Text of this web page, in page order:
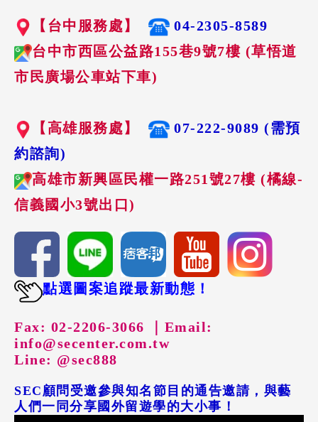
【台中服務處】
04-2305-8589
台中市西區公益路155巷9號7樓 (草悟道
市民廣場公車站下車)
【高雄服務處】
07-222-9089 (需預
約諮詢)
高雄市新興區民權一路251號27樓 (橘線-
信義國小3號出口)
點選圖案追蹤最新動態！
Fax: 02-2206-3066 ｜ Email:
info@secenter.com.tw
Line: @sec888
SEC顧問受邀參與知名節目的通告邀請，與藝
人們一同分享國外留遊學的大小事！